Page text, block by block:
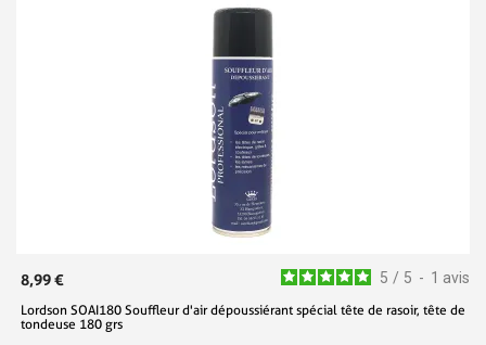
5 / 5 - 1 avis
8,99 €
Lordson SOAI180 Souffleur d'air dépoussiérant spécial tête de rasoir, tête de
tondeuse 180 grs